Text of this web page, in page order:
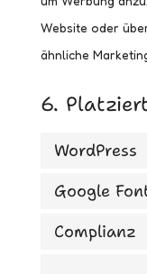
Website oder
ähnliche
6.
WordPress
Google
Complianz